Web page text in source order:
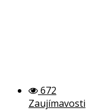
672
Zaujímavosti